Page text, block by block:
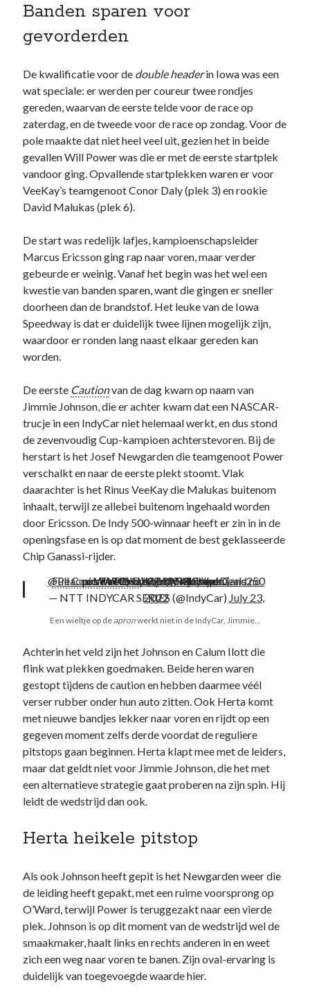
Banden sparen voor
gevorderden
De kwalificatie voor de double headerin Iowa was een
wat speciale: er werden per coureur twee rondjes
gereden, waarvan de eerste telde voor de race op
zaterdag, en de tweede voor de race op zondag. Voor de
pole maakte dat niet heel veel uit, gezien het in beide
gevallen Will Power was die er met de eerste startplek
vandoor ging. Opvallende startplekken waren er voor
VeeKay’s teamgenoot Conor Daly (plek 3) en rookie
David Malukas (plek 6).
De start was redelijk lafjes, kampioenschapsleider
Marcus Ericsson ging rap naar voren, maar verder
gebeurde er weinig. Vanaf het begin was het wel een
kwestie van banden sparen, want die gingen er sneller
doorheen dan de brandstof. Het leuke van de Iowa
Speedway is dat er duidelijk twee lijnen mogelijk zijn,
waardoor er ronden lang naast elkaar gereden kan
worden.
De eerste Cautionvan de dag kwam op naam van
Jimmie Johnson, die er achter kwam dat een NASCAR-
trucje in een IndyCar niet helemaal werkt, en dus stond
de zevenvoudig Cup-kampioen achterstevoren. Bij de
herstart is het Josef Newgarden die teamgenoot Power
verschalkt en naar de eerste plekt stoomt. Vlak
daarachter is het Rinus VeeKay die Malukas buitenom
inhaalt, terwijl ze allebei buitenom ingehaald worden
door Ericsson. De Indy 500-winnaar heeft er zin in in de
openingsfase en is op dat moment de best geklasseerde
Chip Ganassi-rijder.
Full Course Yellow
is out for this spin (and no contact!) by@jimmiejohnson.
WATCH LIVE:@NBCand
@PeacockTV#INDYCAR//#HyVeeDeals250
pic.twitter.com/HPT3LrNpmC
— NTT INDYCAR SERIES (@IndyCar)
July 23, 2022
Een wieltje op de apronwerkt niet in de IndyCar, Jimmie…
Achterin het veld zijn het Johnson en Calum Ilott die
flink wat plekken goedmaken. Beide heren waren
gestopt tijdens de caution en hebben daarmee véél
verser rubber onder hun auto zitten. Ook Herta komt
met nieuwe bandjes lekker naar voren en rijdt op een
gegeven moment zelfs derde voordat de reguliere
pitstops gaan beginnen. Herta klapt mee met de leiders,
maar dat geldt niet voor Jimmie Johnson, die het met
een alternatieve strategie gaat proberen na zijn spin. Hij
leidt de wedstrijd dan ook.
Herta heikele pitstop
Als ook Johnson heeft gepit is het Newgarden weer die
de leiding heeft gepakt, met een ruime voorsprong op
O’Ward, terwijl Power is teruggezakt naar een vierde
plek. Johnson is op dit moment van de wedstrijd wel de
smaakmaker, haalt links en rechts anderen in en weet
zich een weg naar voren te banen. Zijn oval-ervaring is
duidelijk van toegevoegde waarde hier.
Noodzakelijk
Deze cookies
zijn
werken.
Statistieken
Deze
cookies
worden
gebruikt om
kaart te
brengen. Als
je deze
cookies
weigert
wordt je
surfgedrag
op deze site
niet gevolgd.
Gebruikerservaring
worden gebruikt om
de website zo
gebruiksvriendelijk
mogelijk te laten
weigert kan het zijn
dat je bepaalde
inhoud van de
kunt gebruiken.